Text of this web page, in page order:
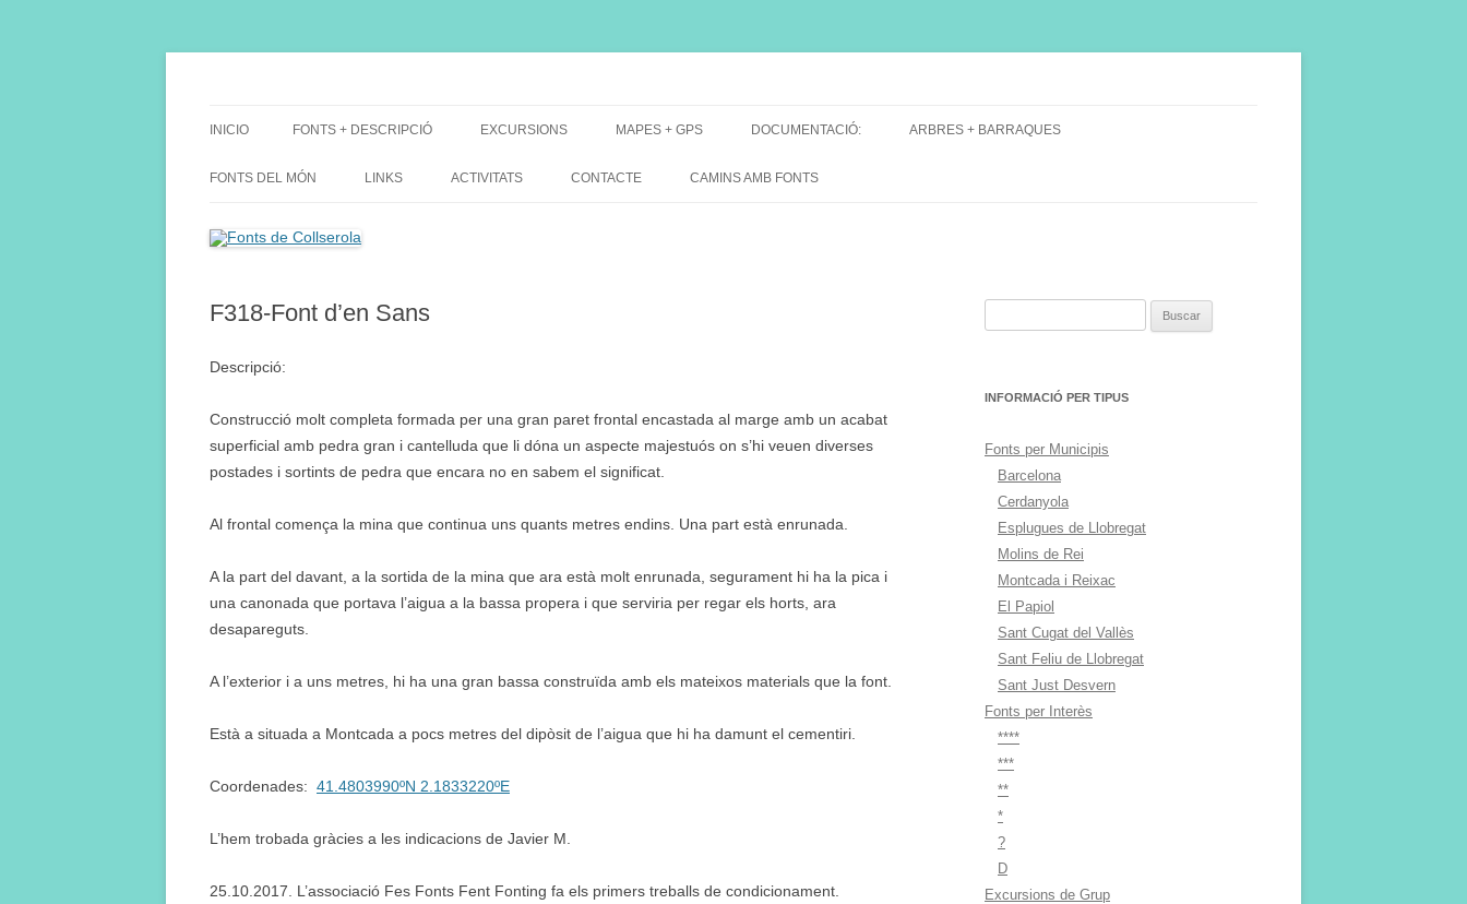
INICIO FONTS + DESCRIPCIÓ EXCURSIONS
DE GRUP
MAPES + GPS
MAPES EXCURSIONS
DOCUMENTACIÓ: ARBRES + BARRAQUES
FONTS DEL MÓN LINKS ACTIVITATS CONTACTE CAMINS AMB FONTS
F318-Font d’en Sans
Descripció:
Construcció molt completa formada per una gran paret frontal encastada al marge amb un acabat
superficial amb pedra gran i cantelluda que li dóna un aspecte majestuós on s’hi veuen diverses
postades i sortints de pedra que encara no en sabem el significat.
Al frontal comença la mina que continua uns quants metres endins. Una part està enrunada.
A la part del davant, a la sortida de la mina que ara està molt enrunada, segurament hi ha la pica i
una canonada que portava l’aigua a la bassa propera i que serviria per regar els horts, ara
desapareguts.
A l’exterior i a uns metres, hi ha una gran bassa construïda amb els mateixos materials que la font.
Està a situada a Montcada a pocs metres del dipòsit de l’aigua que hi ha damunt el cementiri.
Coordenades: 41.4803990ºN 2.1833220ºE
L’hem trobada gràcies a les indicacions de Javier M.
25.10.2017. L’associació Fes Fonts Fent Fonting fa els primers treballs de condicionament.
INFORMACIÓ PER TIPUS
Fonts per Municipis
Barcelona
Cerdanyola
Esplugues de Llobregat
Molins de Rei
Montcada i Reixac
El Papiol
Sant Cugat del Vallès
Sant Feliu de Llobregat
Sant Just Desvern
Fonts per Interès
****
***
**
*
?
D
Excursions de Grup